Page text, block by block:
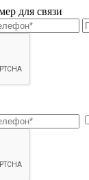
для связи